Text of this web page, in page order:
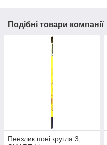
Подібні товари компанії
Пензлик поні кругла 3,